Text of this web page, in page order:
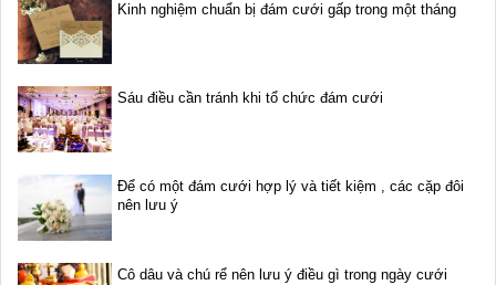
Kinh nghiệm chuẩn bị đám cưới gấp trong một tháng
Sáu điều cần tránh khi tổ chức đám cưới
Để có một đám cưới hợp lý và tiết kiệm , các cặp đôi
nên lưu ý
Cô dâu và chú rể nên lưu ý điều gì trong ngày cưới